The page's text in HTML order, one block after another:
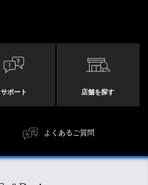
サポート 店舗を探す
よくあるご質問